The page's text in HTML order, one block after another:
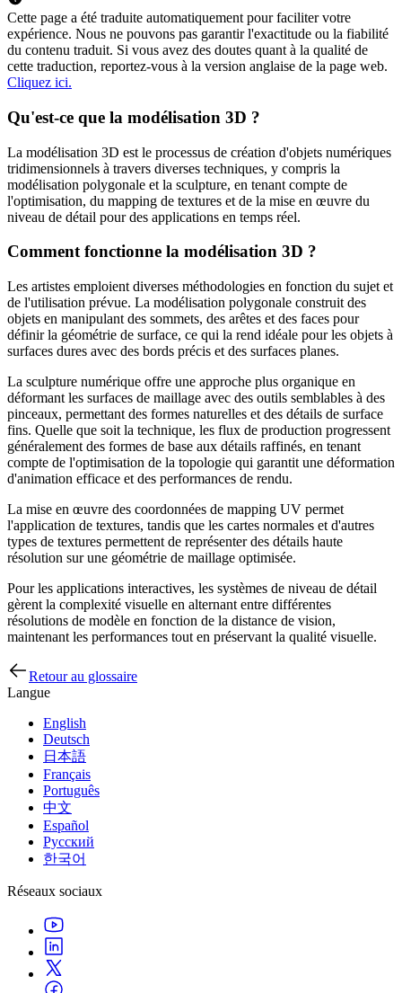
Cette page a été traduite automatiquement pour faciliter votre
expérience. Nous ne pouvons pas garantir l'exactitude ou la fiabilité
du contenu traduit. Si vous avez des doutes quant à la qualité de
cette traduction, reportez-vous à la version anglaise de la page web.
Cliquez ici.
Qu'est-ce que la modélisation 3D ?
La modélisation 3D est le processus de création d'objets numériques
tridimensionnels à travers diverses techniques, y compris la
modélisation polygonale et la sculpture, en tenant compte de
l'optimisation, du mapping de textures et de la mise en œuvre du
niveau de détail pour des applications en temps réel.
Comment fonctionne la modélisation 3D ?
Les artistes emploient diverses méthodologies en fonction du sujet et
de l'utilisation prévue. La modélisation polygonale construit des
objets en manipulant des sommets, des arêtes et des faces pour
définir la géométrie de surface, ce qui la rend idéale pour les objets à
surfaces dures avec des bords précis et des surfaces planes.
La sculpture numérique offre une approche plus organique en
déformant les surfaces de maillage avec des outils semblables à des
pinceaux, permettant des formes naturelles et des détails de surface
fins. Quelle que soit la technique, les flux de production progressent
généralement des formes de base aux détails raffinés, en tenant
compte de l'optimisation de la topologie qui garantit une déformation
d'animation efficace et des performances de rendu.
La mise en œuvre des coordonnées de mapping UV permet
l'application de textures, tandis que les cartes normales et d'autres
types de textures permettent de représenter des détails haute
résolution sur une géométrie de maillage optimisée.
Pour les applications interactives, les systèmes de niveau de détail
gèrent la complexité visuelle en alternant entre différentes
résolutions de modèle en fonction de la distance de vision,
maintenant les performances tout en préservant la qualité visuelle.
Retour au glossaire
Langue
English
Deutsch
日本語
Français
Português
中文
Español
Русский
한국어
Réseaux sociaux